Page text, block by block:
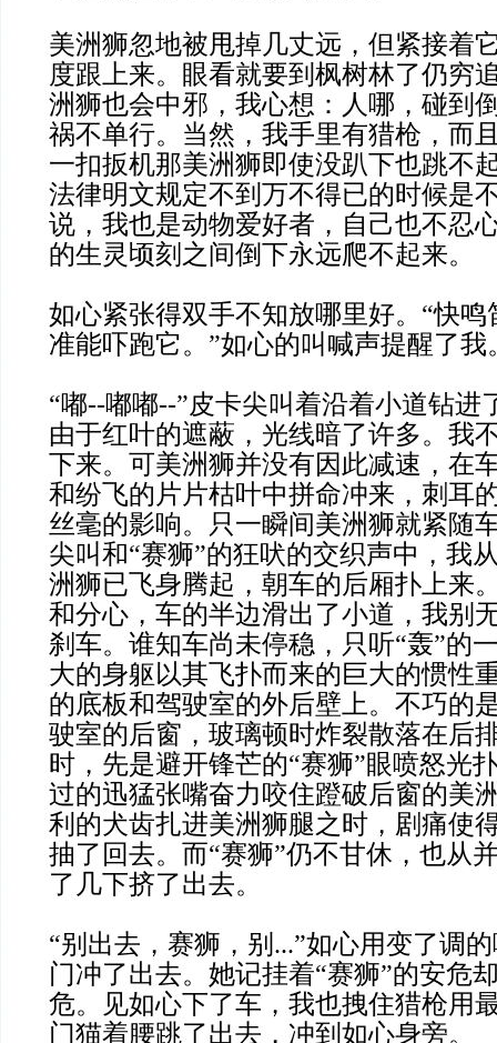
美洲狮忽地被甩掉几丈远，但紧接着
度跟上来。眼看就要到枫树林了仍穷
洲狮也会中邪，我心想：人哪，碰到
祸不单行。当然，我手里有猎枪，而
一扣扳机那美洲狮即使没趴下也跳不
法律明文规定不到万不得已的时候是
说，我也是动物爱好者，自己也不忍
的生灵顷刻之间倒下永远爬不起来。
如心紧张得双手不知放哪里好。“快
准能吓跑它。”如心的叫喊声提醒了我
“嘟--嘟嘟--”皮卡尖叫着沿着小道钻进
由于红叶的遮蔽，光线暗了许多。我
下来。可美洲狮并没有因此减速，在
和纷飞的片片枯叶中拼命冲来，刺耳
丝毫的影响。只一瞬间美洲狮就紧随
尖叫和“赛狮”的狂吠的交织声中，我
洲狮已飞身腾起，朝车的后厢扑上来
和分心，车的半边滑出了小道，我别
刹车。谁知车尚未停稳，只听“轰”的
大的身躯以其飞扑而来的巨大的惯性
的底板和驾驶室的外后壁上。不巧的
驶室的后窗，玻璃顿时炸裂散落在后
时，先是避开锋芒的“赛狮”眼喷怒光
过的迅猛张嘴奋力咬住蹬破后窗的美
利的犬齿扎进美洲狮腿之时，剧痛使
抽了回去。而“赛狮”仍不甘休，也从
了几下挤了出去。
“别出去，赛狮，别...”如心用变了调
门冲了出去。她记挂着“赛狮”的安危
危。见如心下了车，我也拽住猎枪用
门猫着腰跳了出去，冲到如心身旁。